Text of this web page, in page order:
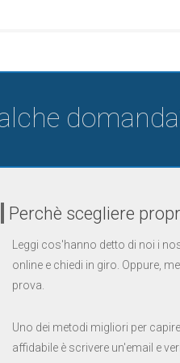
Perchè scegliere
Leggi cos'hanno detto di noi i
online e chiedi in giro. Oppure,
prova.
Uno dei metodi migliori per
affidabile è scrivere un'email e